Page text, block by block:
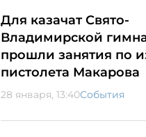
Для казачат Свято-
Владимирской
прошли занятия по
пистолета Макарова
28 января, 13:40События